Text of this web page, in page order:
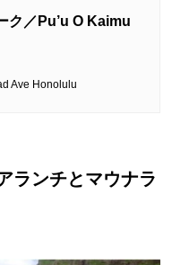
ク／Pu’u O Kaimu
Ave Honolulu
ランチとマウナラ